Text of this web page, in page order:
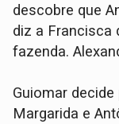
descobre que
diz a Francisca
fazenda.
Guiomar
Margarida e